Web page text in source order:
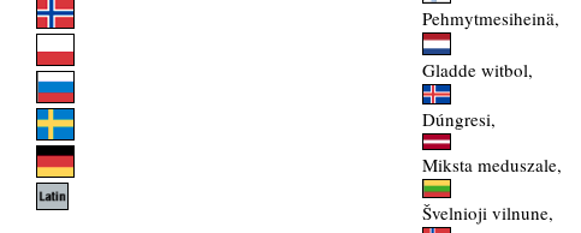
Pehmytmesiheinä,
Gladde witbol,
Dúngresi,
Miksta meduszale,
Švelnioji vilnune,